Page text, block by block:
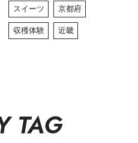
スイーツ 京都府
収穫体験 近畿
TAG